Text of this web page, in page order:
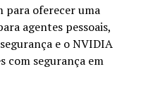
para oferecer uma
agentes pessoais,
e o NVIDIA
com segurança em